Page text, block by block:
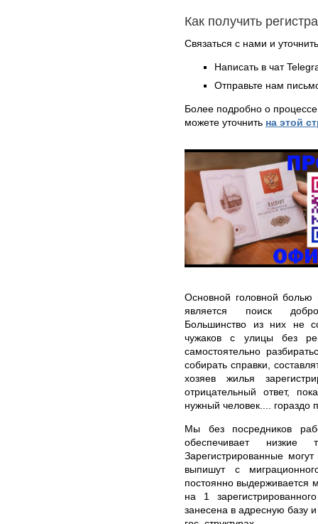
Как получить
Связаться с нами и
Написать в чат
Отправьте нам
Более подробно о
можете уточнить на этой
Основной головной болью
является поиск
Большинство из них не
чужаков с улицы без
самостоятельно
собирать справки,
хозяев жилья
отрицательный ответ,
нужный человек.... гораздо
Мы без посредников
обеспечивает низкие
Зарегистрированные
выпишут с
постоянно выдерживается
на 1
занесена в адресную базу